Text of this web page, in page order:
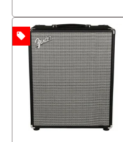
Prezzo
0,00 €
6.270,00 €
Serie
local_offer